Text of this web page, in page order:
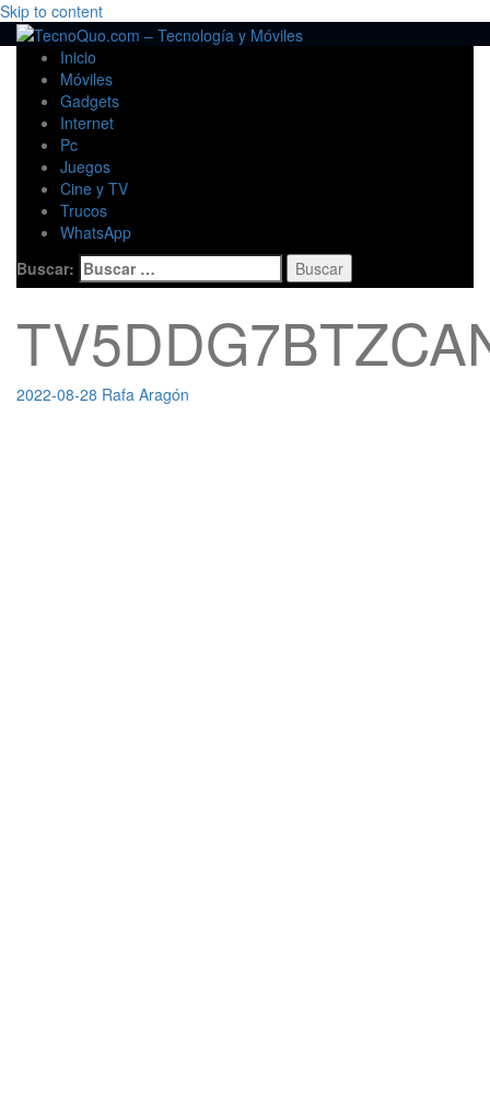
Skip to content
Inicio
Móviles
Gadgets
Internet
Pc
Juegos
Cine y TV
Trucos
WhatsApp
Buscar:
2022-08-28 Rafa Aragón